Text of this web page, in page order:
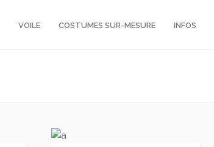
VOILE COSTUMES SUR-MESURE INFOS